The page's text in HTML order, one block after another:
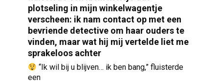
plotseling in mijn winkelwagentje
verscheen: ik nam contact op met een
bevriende detective om haar ouders te
vinden, maar wat hij mij vertelde liet me
sprakeloos achter
“Ik wil bij u blijven… ik ben bang,” fluisterde
een